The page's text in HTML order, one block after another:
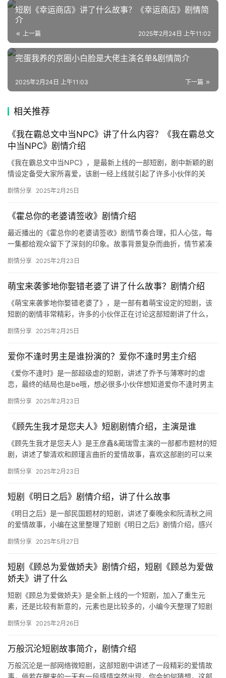
🎬
短
剧
短剧《幸运商店》讲了什么故事？《幸运商店》剧情简
介
上一篇 2025年2月24日 上午11:02
完蛋我养的京圈小白脸是大佬主演名单&剧情简介
下一篇
2025年2月24日 上午11:03
相关推荐
《我在霸总文中当NPC》讲了什么内容？《我在霸总文
中当NPC》剧情介绍
《我在霸总文中当NPC》，是最新上线的一部短剧，剧中新颖的剧
情设定备受大家所喜爱，该剧一经上线就引起了许多小伙伴的关
情的详…
剧情分享 2025年2月25日
《霍总你的老婆请签收》剧情介绍
最近播出的《霍总你的老婆请签收》剧情节奏合理，扣人心弦，每
一集都给观众留下了深刻的印象。故事背景复杂而曲折，情节紧凑
这部…
剧情分享 2025年2月23日
萌宝来袭爹地你娶错老婆了讲了什么故事？剧情介绍
《萌宝来袭爹地你娶错老婆了》，是一部有着萌宝设定的短剧，该
短剧的剧情非常精彩，许多的小伙伴正在讨论这部短剧讲了什么，
你娶…
剧情分享 2025年2月25日
爱你不逢时男主是谁扮演的？爱你不逢时男主介绍
《爱你不逢时》是一部超级虐的短剧，讲述了乔予与薄寒时的虐
恋，最终的结局也是be哦，想必很多小伙伴想知道爱你不逢时男主
（…
剧情分享 2025年2月23日
《顾先生我才是您夫人》短剧剧情介绍，主演是谁
《顾先生我才是您夫人》是王彦鑫&蔺瑞雪主演的一部都市题材的短
剧，讲述了黎清欢和顾瑾言曲折的爱情故事，喜欢这部剧的可以来
剧情分享 2025年2月23日
短剧《明日之后》剧情介绍，讲了什么故事
《明日之后》是一部民国题材的短剧，讲述了秦晚余和阮清秋之间
的爱情故事，小编在这里整理了短剧《明日之后》剧情介绍，感兴
述了…
剧情分享 2025年5月27日
短剧《顾总为爱做娇夫》剧情介绍，短剧《顾总为爱做
娇夫》讲了什么
短剧《顾总为爱做娇夫》是全新上线的一个短剧，加入了重生元
素，还是比较有新意的，元素也是比较多的，小编今天整理了短剧
世界的…
剧情分享 2025年2月26日
万般沉沦短剧故事简介，剧情介绍
万般沉沦是一部网络微短剧，这部短剧中讲述了一段精彩的爱情故
事，倘若在醒来的一天有一段感情突然出现，你会如何猜想，这部